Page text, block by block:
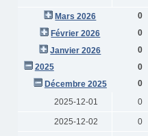
Mars 2026
0
Février 2026
0
Janvier 2026
0
2025
0
Décembre 2025
0
2025-12-01
0
2025-12-02 0